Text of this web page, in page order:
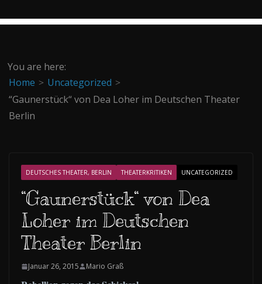
You are here:
Home
Uncategorized
“Gaunerstück“ von Dea Loher im Deutschen Theater
Berlin
DEUTSCHES THEATER, BERLIN THEATERKRITIKEN UNCATEGORIZED
“Gaunerstück“ von Dea
Loher im Deutschen
Theater Berlin
Januar 26, 2015 Mario Graß